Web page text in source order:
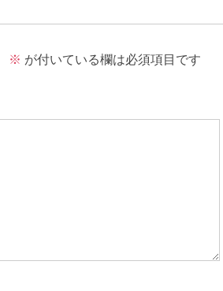
※ が付いている欄は必須項目です